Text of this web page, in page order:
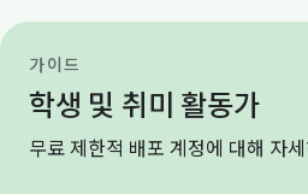
가이드
학생 및 취미 활동가
무료 제한적 배포 계정에 대해 자